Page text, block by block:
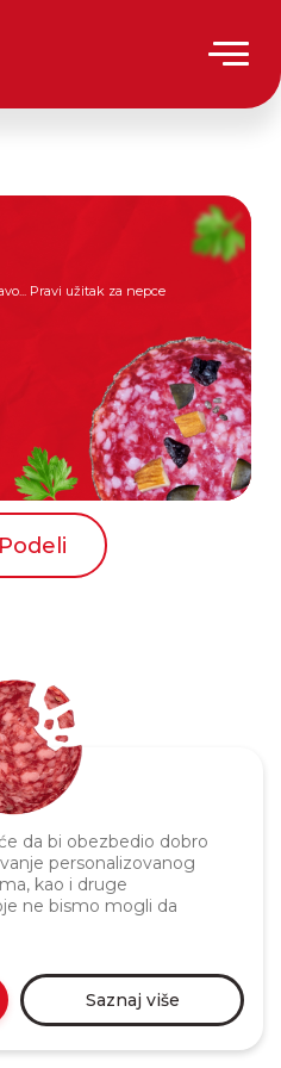
da bi obezbedio dobro
personalizovanog
kao i druge
ne bismo mogli da
Saznaj više
Pravi užitak za nepce
Podeli